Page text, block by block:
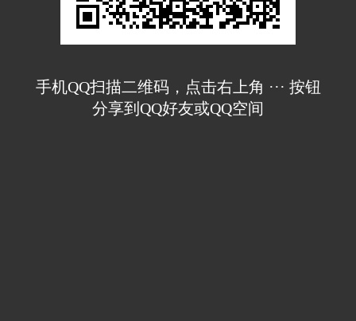
手机QQ扫描二维码，点击右上角 ··· 按钮
分享到QQ好友或QQ空间